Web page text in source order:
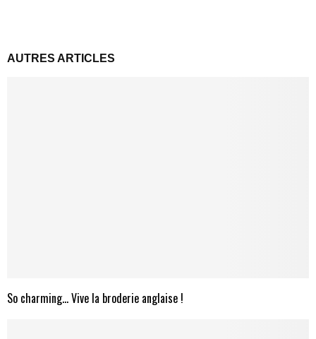
AUTRES ARTICLES
So charming… Vive la broderie anglaise !